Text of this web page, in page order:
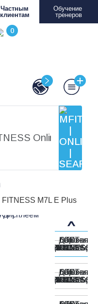
Частным
клиентам
Обучение
тренеров
M7L E Plus